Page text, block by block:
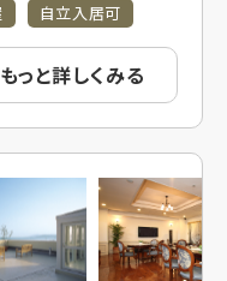
自立入居可
もっと詳しくみる